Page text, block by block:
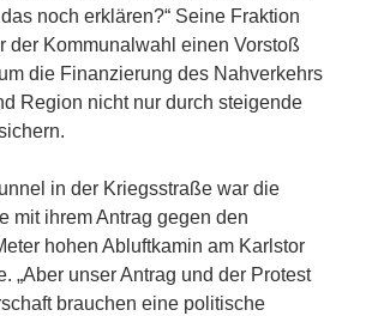
noch erklären?“ Seine Fraktion
der Kommunalwahl einen Vorstoß
die Finanzierung des Nahverkehrs
Region nicht nur durch steigende
in der Kriegsstraße war die
mit ihrem Antrag gegen den
hohen Abluftkamin am Karlstor
„Aber unser Antrag und der Protest
brauchen eine politische